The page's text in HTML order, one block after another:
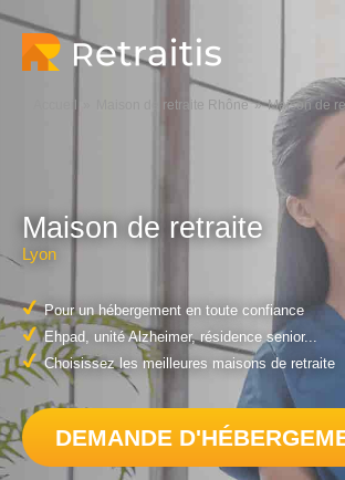
Maison de retraite Rhône Maison de
Maison de retraite
Lyon
Pour un hébergement en toute confiance
Ehpad, unité Alzheimer, résidence senior...
Choisissez les meilleures maisons de retraite
DEMANDE